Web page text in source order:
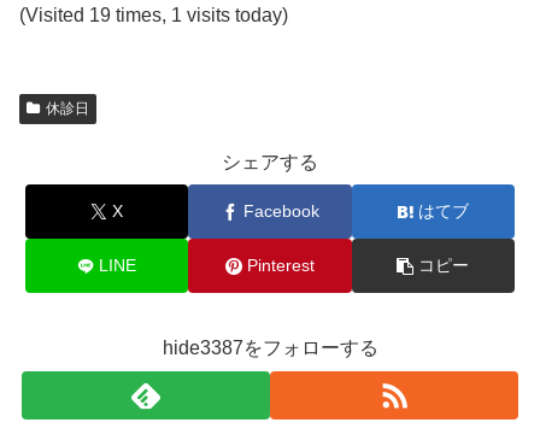
(Visited 19 times, 1 visits today)
休診日
シェアする
X Facebook はてブ
LINE Pinterest コピー
hide3387をフォローする